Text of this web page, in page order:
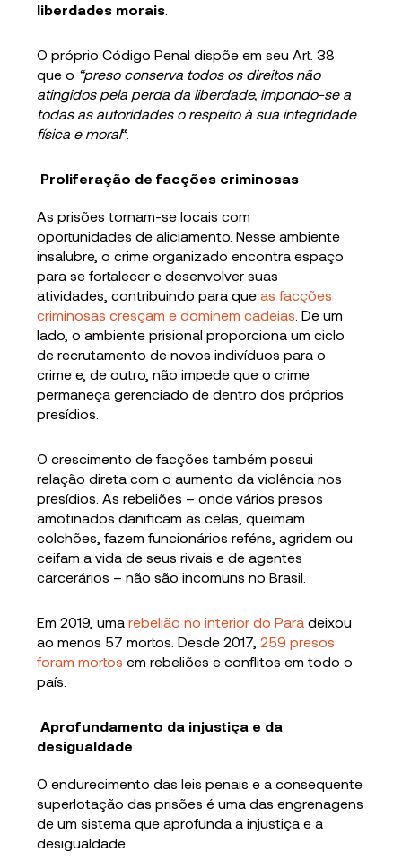
liberdades morais
O próprio Código Penal dispõe em seu Art. 38
que o “preso conserva todos os direitos não
atingidos pela perda da liberdade, impondo-se a
todas as autoridades o respeito à sua integridade
física e moral“.
Proliferação de facções criminosas
As prisões tornam-se locais com
oportunidades de aliciamento. Nesse ambiente
insalubre, o crime organizado encontra espaço
para se fortalecer e desenvolver suas
atividades, contribuindo para queas facções
criminosas cresçam e dominem cadeias . De um
lado, o ambiente prisional proporciona um ciclo
de recrutamento de novos indivíduos para o
crime e, de outro, não impede que o crime
permaneça gerenciado de dentro dos próprios
presídios.
O crescimento de facções também possui
relação direta com o aumento da violência nos
presídios. As rebeliões – onde vários presos
amotinados danificam as celas, queimam
colchões, fazem funcionários reféns, agridem ou
ceifam a vida de seus rivais e de agentes
carcerários – não são incomuns no Brasil.
Em 2019, umarebelião no interior do Parádeixou
ao menos 57 mortos. Desde 2017,259 presos
foram mortosem rebeliões e conflitos em todo o
país.
Aprofundamento da injustiça e da
desigualdade
O endurecimento das leis penais e a consequente
superlotação das prisões é uma das engrenagens
de um sistema que aprofunda a injustiça e a
desigualdade.